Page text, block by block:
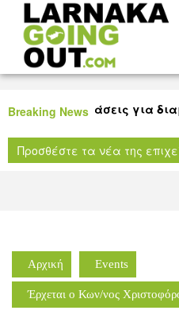
Breaking News
προτάσεις για
για όλους τους
Λάρνακας!
Προσθέστε τα νέα της
Αρχική Events
Έρχεται ο Κων/νος